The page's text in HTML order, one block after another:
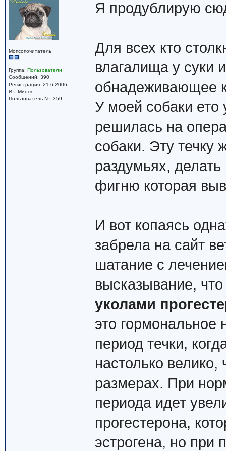
Мопсопочитатель
Группа: Пользователи
Сообщений: 390
Регистрация: 21.6.2006
Из: Минск
Пользователь №: 359
Я продублирую
Для всех кто
влагалища у суки
обнадеживающее
У моей собаки ето
решилась на
собаки. Эту течку
раздумьях, делать
фигню которая
И вот копаясь
забрела на сайт
шатание с
высказывание,
уколами
это гормональное
период течки,
настолько велико,
размерах. При
периода идет
прогестерона,
эстрогена, но при